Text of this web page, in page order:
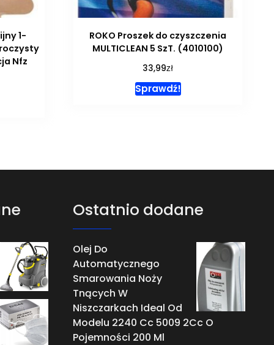
1-
Nfz
ROKO Proszek do czyszczenia
MULTICLEAN 5 SzT. (4010100)
33,99zł
Sprawdź!
Ostatnio dodane
Olej Do
Automatycznego
Smarowania Noży
Tnących W
Niszczarkach Ideal Od
Modelu 2240 Cc 5009 2Cc O
Pojemności 200 Ml